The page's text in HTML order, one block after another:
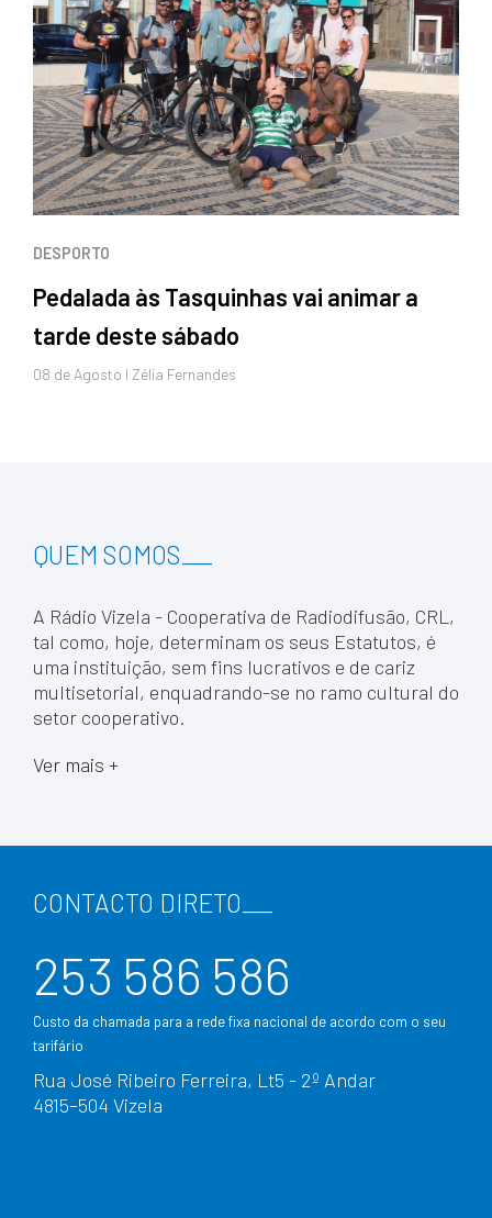
DESPORTO
Pedalada às Tasquinhas vai animar a
tarde deste sábado
08 de Agosto I Zélia Fernandes
QUEM SOMOS
A Rádio Vizela - Cooperativa de Radiodifusão, CRL,
tal como, hoje, determinam os seus Estatutos, é
uma instituição, sem fins lucrativos e de cariz
multisetorial, enquadrando-se no ramo cultural do
setor cooperativo.
Ver mais +
CONTACTO DIRETO
253 586 586
Custo da chamada para a rede fixa nacional de acordo com o seu
tarifário
Rua José Ribeiro Ferreira, Lt5 - 2º Andar
4815–504 Vizela